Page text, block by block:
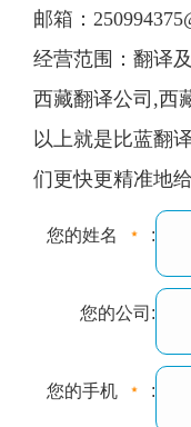
邮箱：
经营范围：翻译
西藏翻译公司,西
以上就是比蓝翻
们更快更精准地
您的姓名 :
您的公司:
您的手机 :